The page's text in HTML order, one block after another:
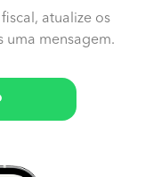
atualize os
uma mensagem.